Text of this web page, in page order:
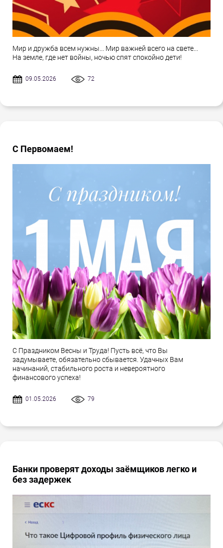
Мир и дружба всем нужны... Мир важней всего на свете...
На земле, где нет войны, ночью спят спокойно дети!
09.05.2026 72
С Первомаем!
С Праздником Весны и Труда! Пусть всё, что Вы
задумываете, обязательно сбывается. Удачных Вам
начинаний, стабильного роста и невероятного
финансового успеха!
01.05.2026 79
Банки проверят доходы заёмщиков легко и
без задержек